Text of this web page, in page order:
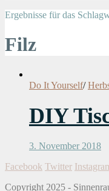
Ergebnisse für das
Filz
Do It Yourself/
DIY
3. November 2018
Facebook Twitter
Copyright 2025 -